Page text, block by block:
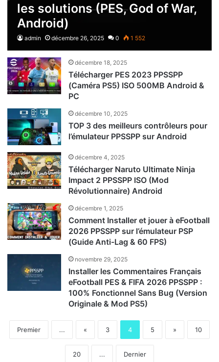
les solutions (PES, God of War,
Android)
admin décembre 26, 2025 0 1 552
décembre 18, 2025
Télécharger PES 2023 PPSSPP
(Caméra PS5) ISO 500MB Android &
PC
décembre 10, 2025
TOP 3 des meilleurs contrôleurs pour
l’émulateur PPSSPP sur Android
décembre 4, 2025
Télécharger Naruto Ultimate Ninja
Impact 2 PPSSPP ISO (Mod
Révolutionnaire) Android
décembre 1, 2025
Comment Installer et jouer à eFootball
2026 PPSSPP sur l’émulateur PSP
(Guide Anti-Lag & 60 FPS)
novembre 29, 2025
Installer les Commentaires Français
eFootball PES & FIFA 2026 PPSSPP :
100% Fonctionnel Sans Bug (Version
Originale & Mod PS5)
Premier ... « 3 4 5 » 10
20 ... Dernier